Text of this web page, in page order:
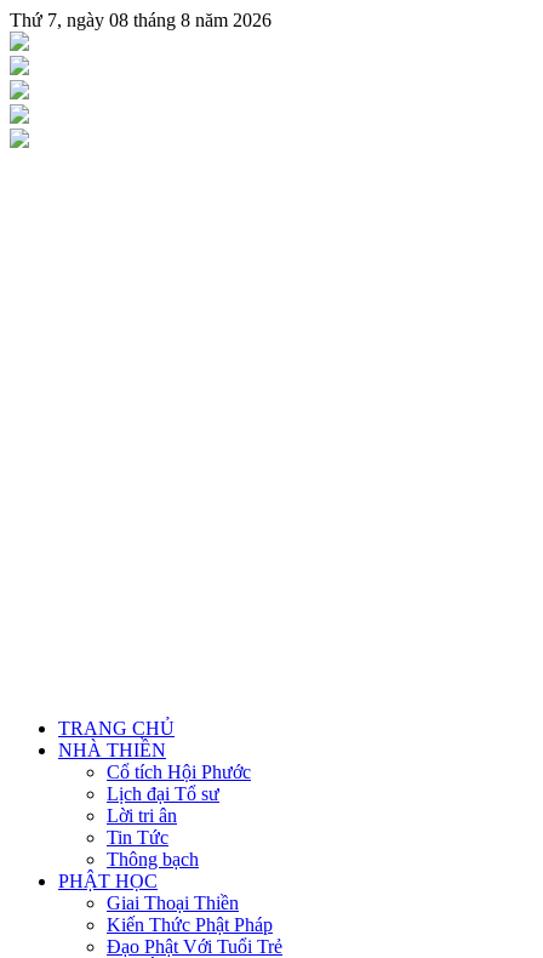
Thứ 7, ngày 08 tháng 8 năm 2026
TRANG CHỦ
NHÀ THIỀN
Cổ tích Hội Phước
Lịch đại Tổ sư
Lời tri ân
Tin Tức
Thông bạch
PHẬT HỌC
Giai Thoại Thiền
Kiến Thức Phật Pháp
Đạo Phật Với Tuổi Trẻ